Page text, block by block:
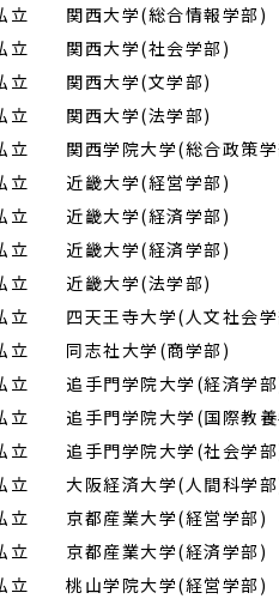
立 関西大学(総合情
立 関西大学(社会学部)
立 関西大学(文学部)
立 関西大学(法学部)
立 関西学院大学(総合政策
立 近畿大学(経営学部)
立 近畿大学(経済学部)
立 近畿大学(経済学部)
立 近畿大学(法学部)
立 四天王寺大学(人文社会
立 同志社大学(商学部)
立 追手門学院大学(経済学
立 追手門学院大学(国際教
立 追手門学院大学(社会学
立 大阪経済大学(人間科学
立 京都産業大学(経営学部)
立 京都産業大学(経済学部)
立 桃山学院大学(経営学部)